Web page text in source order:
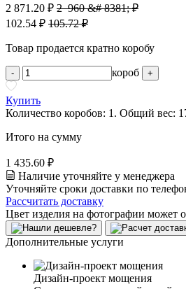
2 871.20 ₽ 2 960 &# 8381; ₽
102.54 ₽ 105.72 ₽
Товар продается кратно коробу
- короб +
Купить
Количество коробов: 1 . Общий вес:
Итого на сумму
1 435.60 ₽
Наличие уточняйте у менеджера
Уточняйте сроки доставки по
Рассчитать доставку
Цвет изделия на фотографии может
Дополнительные услуги
Дизайн-проект мощения